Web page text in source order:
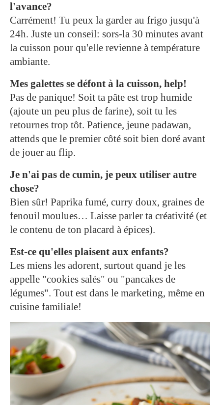
l'avance?
Carrément! Tu peux la garder au frigo jusqu'à
24h. Juste un conseil: sors-la 30 minutes avant
la cuisson pour qu'elle revienne à température
ambiante.
Mes galettes se défont à la cuisson, help!
Pas de panique! Soit ta pâte est trop humide
(ajoute un peu plus de farine), soit tu les
retournes trop tôt. Patience, jeune padawan,
attends que le premier côté soit bien doré avant
de jouer au flip.
Je n'ai pas de cumin, je peux utiliser autre
chose?
Bien sûr! Paprika fumé, curry doux, graines de
fenouil moulues… Laisse parler ta créativité (et
le contenu de ton placard à épices).
Est-ce qu'elles plaisent aux enfants?
Les miens les adorent, surtout quand je les
appelle "cookies salés" ou "pancakes de
légumes". Tout est dans le marketing, même en
cuisine familiale!